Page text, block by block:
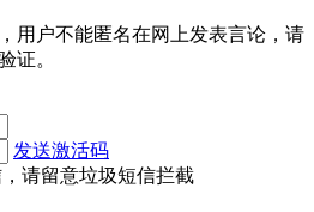
用户不能匿名在网上发表言论，请
证。
发送激活码
请留意垃圾短信拦截